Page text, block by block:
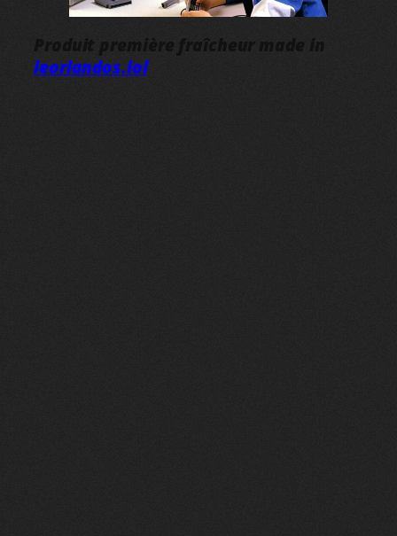
Produit première fraîcheur made in
leorlandos.lol